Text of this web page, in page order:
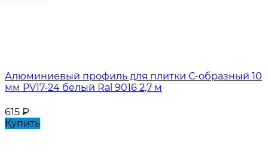
Алюминиевый профиль для плитки С-образный 10
мм PV17-24 белый Ral 9016 2,7 м
615 ₽
Купить